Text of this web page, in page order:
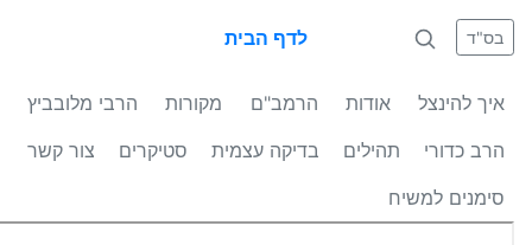
לדף הבית בס"ד
איך להינצל אודות הרמב"ם מקורות
הרבי מלובביץ
הרב כדורי
תהילים בדיקה עצמית סטיקרים
צור קשר
סימנים למשיח